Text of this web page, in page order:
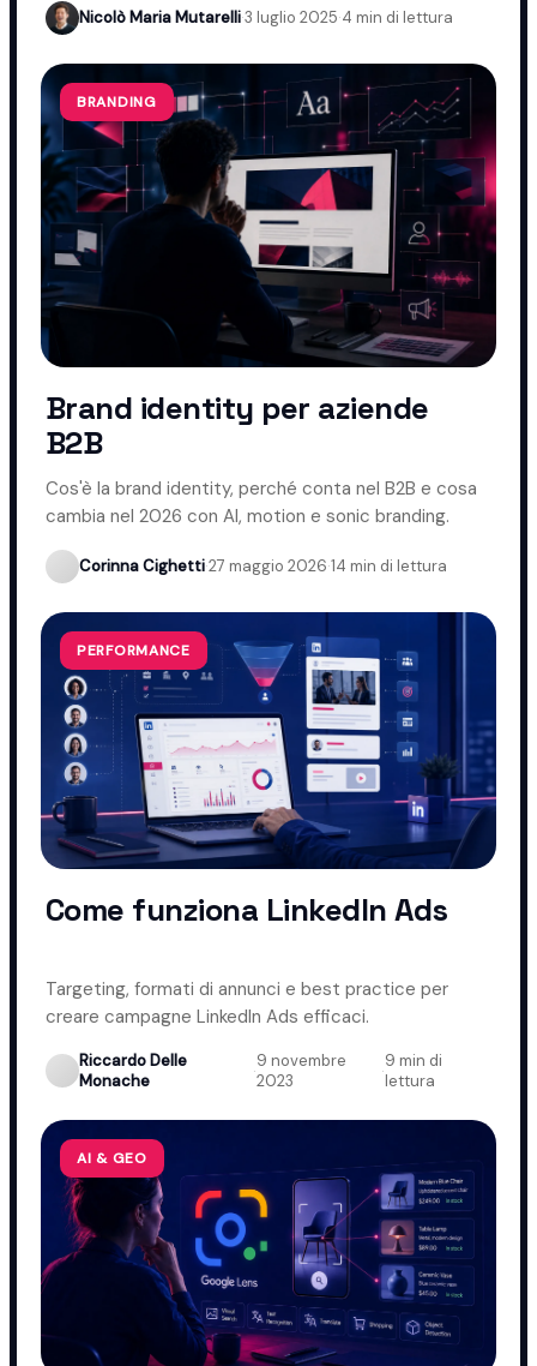
Nicolò Maria Mutarelli·3 luglio 2025·4 min di lettura
BRANDING
Brand identity per aziende
B2B
Cos'è la brand identity, perché conta nel B2B e cosa
cambia nel 2026 con AI, motion e sonic branding.
Corinna Cighetti·27 maggio 2026·14 min di lettura
PERFORMANCE
Come funziona LinkedIn Ads
Targeting, formati di annunci e best practice per
creare campagne LinkedIn Ads efficaci.
Riccardo Delle
Monache
·9 novembre
2023
·9 min di
lettura
AI & GEO